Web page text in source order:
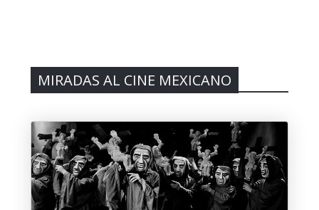
MIRADAS AL CINE MEXICANO